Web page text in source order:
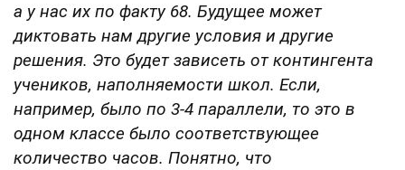
а у нас их по факту 68. Будущее может
диктовать нам другие условия и другие
решения. Это будет зависеть от контингента
учеников, наполняемости школ. Если,
например, было по 3-4 параллели, то это в
одном классе было соответствующее
количество часов. Понятно, что